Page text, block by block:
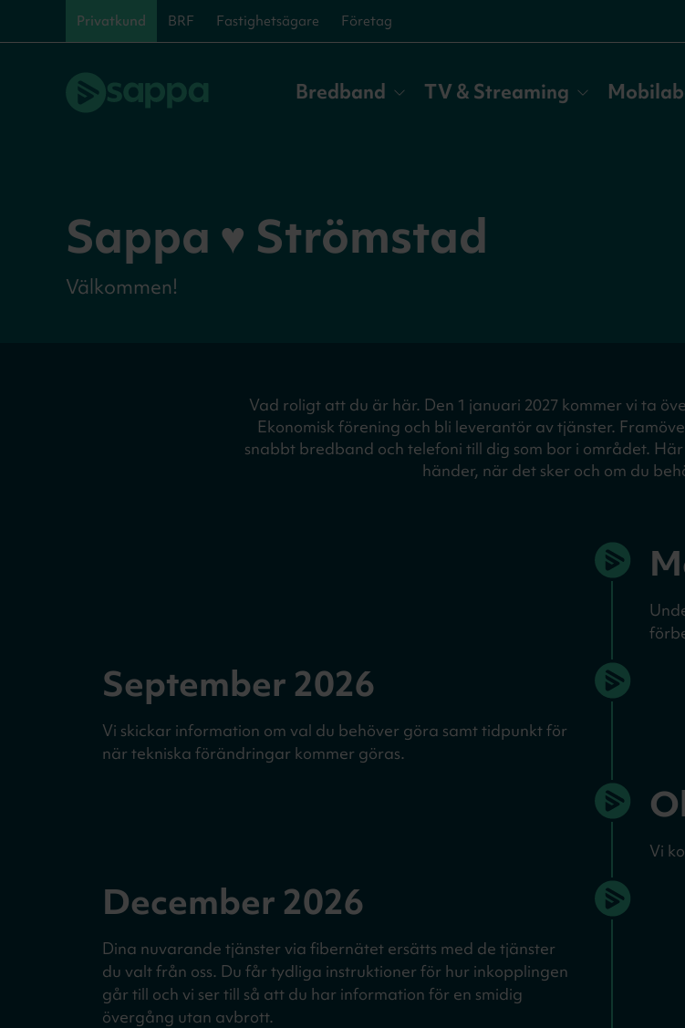
Privatkund BRF Fastighetsägare Företag
Bredband TV & Streaming
Sappa ♥ Strömstad
Välkommen!
Vad roligt att du är här. Den 1 januari 2027 kommer vi ta
Ekonomisk förening och bli leverantör av tjänster.
snabbt bredband och telefoni till dig som bor i området.
händer, när det sker och om du
September 2026
Vi skickar information om val du behöver göra samt tidpunkt för
när tekniska förändringar kommer göras.
Vi
December 2026
Dina nuvarande tjänster via fibernätet ersätts med de tjänster
du valt från oss. Du får tydliga instruktioner för hur inkopplingen
går till och vi ser till så att du har information för en smidig
övergång utan avbrott.